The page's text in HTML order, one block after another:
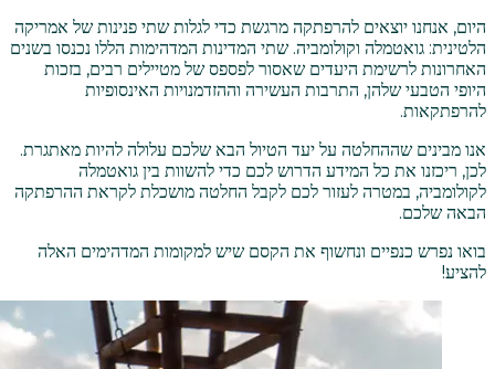
היום, אנחנו יוצאים להרפתקה מרגשת כדי לגלות שתי פנינות של אמריקה
הלטינית: גואטמלה וקולומביה. שתי המדינות המדהימות הללו נכנסו בשנים
האחרונות לרשימת היעדים שאסור לפספס של מטיילים רבים, בזכות
היופי הטבעי שלהן, התרבות העשירה וההזדמנויות האינסופיות
להרפתקאות.
אנו מבינים שההחלטה על יעד הטיול הבא שלכם עלולה להיות מאתגרת.
לכן, ריכזנו את כל המידע הדרוש לכם כדי להשוות בין גואטמלה
לקולומביה, במטרה לעזור לכם לקבל החלטה מושכלת לקראת ההרפתקה
הבאה שלכם.
בואו נפרש כנפיים ונחשוף את הקסם שיש למקומות המדהימים האלה
להציע!